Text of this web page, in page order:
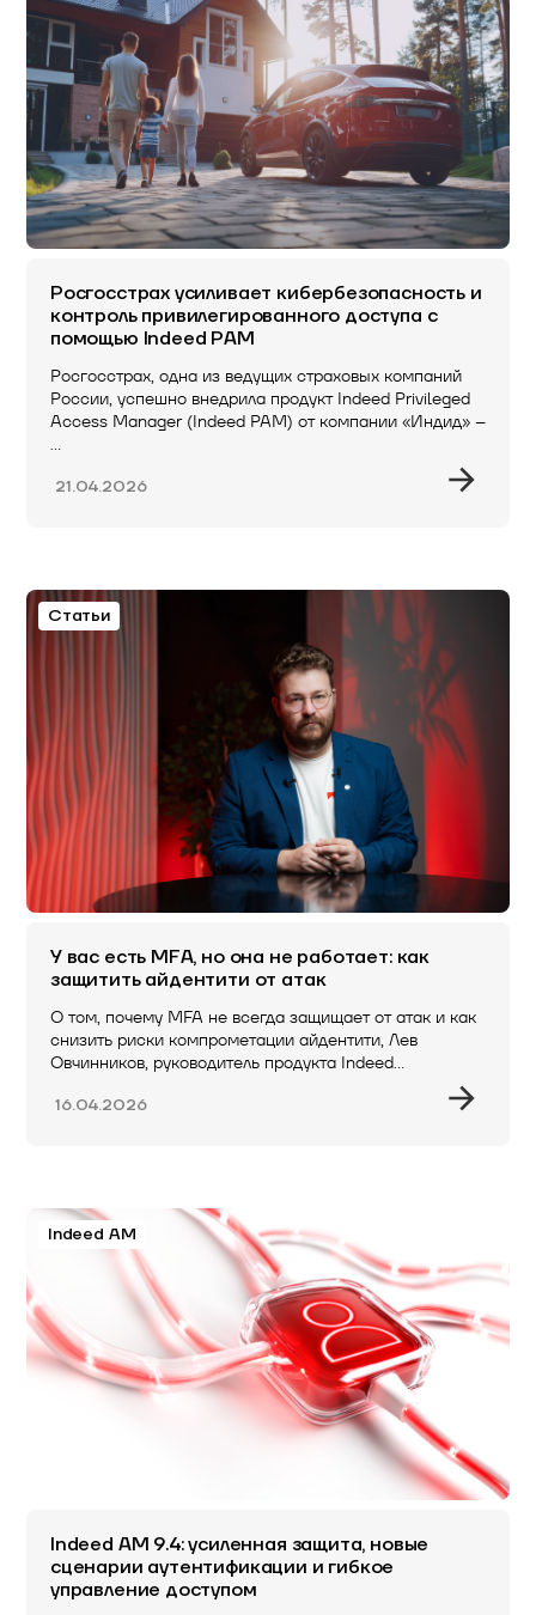
Росгосстрах усиливает кибербезопасность и
контроль привилегированного доступа с
помощью Indeed PAM
Росгосстрах, одна из ведущих страховых компаний
России, успешно внедрила продукт Indeed Privileged
Access Manager (Indeed PAM) от компании «Индид» –
…
21.04.2026
Статьи
У вас есть MFA, но она не работает: как
защитить айдентити от атак
О том, почему MFA не всегда защищает от атак и как
снизить риски компрометации айдентити, Лев
Овчинников, руководитель продукта Indeed…
16.04.2026
Indeed AM
Indeed AM 9.4: усиленная защита, новые
сценарии аутентификации и гибкое
управление доступом